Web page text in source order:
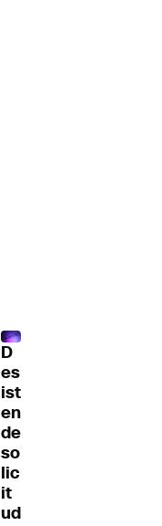
D
es
ist
en
de
so
lic
it
ud